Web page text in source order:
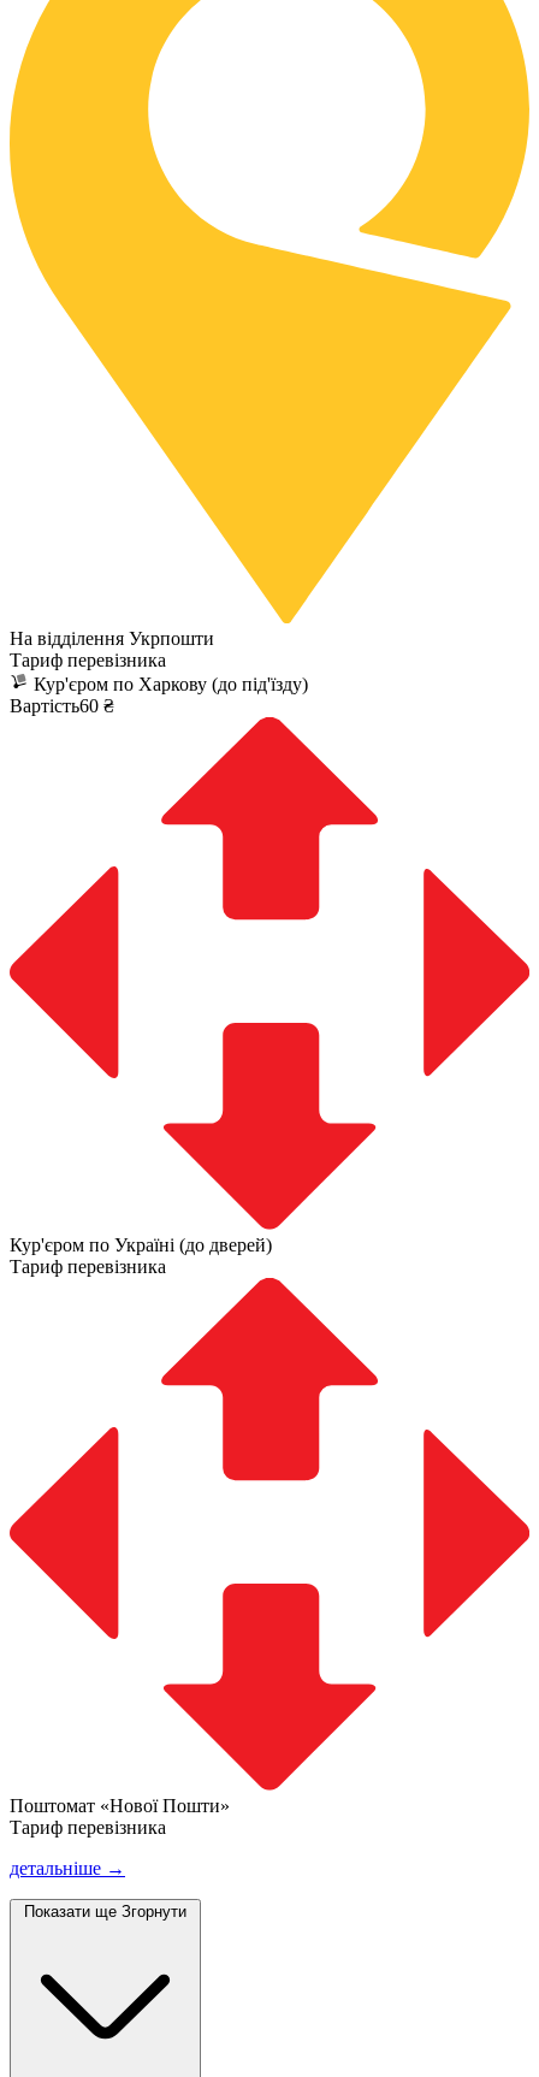
На відділення Укрпошти
Тариф перевізника
Кур'єром по Харкову (до під'їзду)
Вартість60 ₴
Кур'єром по Україні (до дверей)
Тариф перевізника
Поштомат «Нової Пошти»
Тариф перевізника
детальніше →
Показати ще Згорнути